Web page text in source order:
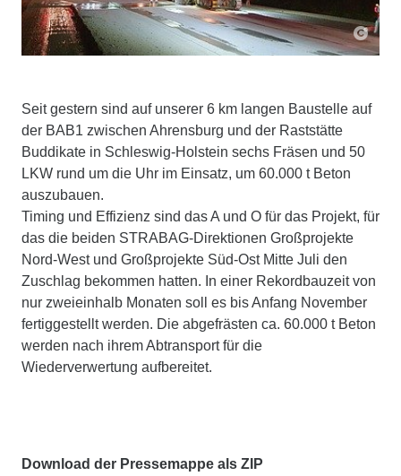
Seit gestern sind auf unserer 6 km langen Baustelle auf
der BAB1 zwischen Ahrensburg und der Raststätte
Buddikate in Schleswig-Holstein sechs Fräsen und 50
LKW rund um die Uhr im Einsatz, um 60.000 t Beton
auszubauen.
Timing und Effizienz sind das A und O für das Projekt, für
das die beiden STRABAG-Direktionen Großprojekte
Nord-West und Großprojekte Süd-Ost Mitte Juli den
Zuschlag bekommen hatten. In einer Rekordbauzeit von
nur zweieinhalb Monaten soll es bis Anfang November
fertiggestellt werden. Die abgefrästen ca. 60.000 t Beton
werden nach ihrem Abtransport für die
Wiederverwertung aufbereitet.
Download der Pressemappe als ZIP